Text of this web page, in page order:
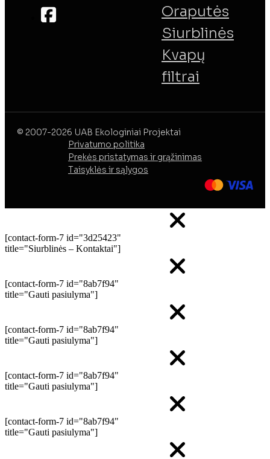
Oraputės
Siurblinės
Kvapų
filtrai
© 2007-2026 UAB Ekologiniai Projektai
Privatumo politika
Prekės pristatymas ir grąžinimas
Taisyklės ir sąlygos
[contact-form-7 id="3d25423"
title="Siurblinės – Kontaktai"]
[contact-form-7 id="8ab7f94"
title="Gauti pasiulyma"]
[contact-form-7 id="8ab7f94"
title="Gauti pasiulyma"]
[contact-form-7 id="8ab7f94"
title="Gauti pasiulyma"]
[contact-form-7 id="8ab7f94"
title="Gauti pasiulyma"]